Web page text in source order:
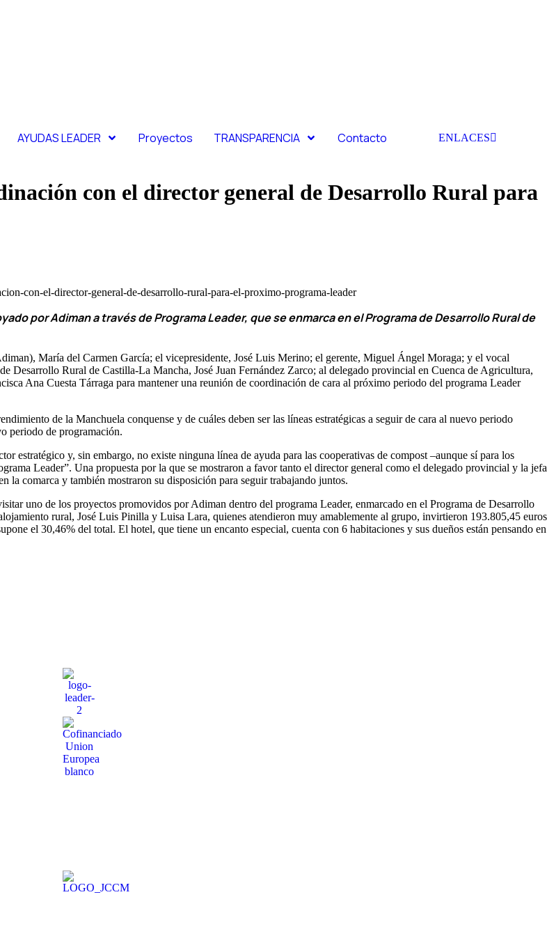
AYUDAS LEADER Proyectos TRANSPARENCIA Contacto
ENLACES
con el director general de Desarrollo Rural para
por Adiman a través de Programa Leader, que se enmarca en el Programa de Desarrollo Rural de
María del Carmen García; el vicepresidente, José Luis Merino; el gerente, Miguel Ángel Moraga; y el vocal
Desarrollo Rural de Castilla-La Mancha, José Juan Fernández Zarco; al delegado provincial en Cuenca de Agricultura,
Ana Cuesta Tárraga para mantener una reunión de coordinación de cara al próximo periodo del programa Leader
de la Manchuela conquense y de cuáles deben ser las líneas estratégicas a seguir de cara al nuevo periodo
periodo de programación.
estratégico y, sin embargo, no existe ninguna línea de ayuda para las cooperativas de compost –aunque sí para los
Leader”. Una propuesta por la que se mostraron a favor tanto el director general como el delegado provincial y la jefa
la comarca y también mostraron su disposición para seguir trabajando juntos.
uno de los proyectos promovidos por Adiman dentro del programa Leader, enmarcado en el Programa de Desarrollo
rural, José Luis Pinilla y Luisa Lara, quienes atendieron muy amablemente al grupo, invirtieron 193.805,45 euros
el 30,46% del total. El hotel, que tiene un encanto especial, cuenta con 6 habitaciones y sus dueños están pensando en